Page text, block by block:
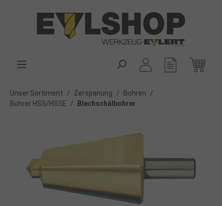
Unser Sortiment / Zerspanung / Bohren
/
Bohrer HSS/HSSE
/ Blechschälbohrer